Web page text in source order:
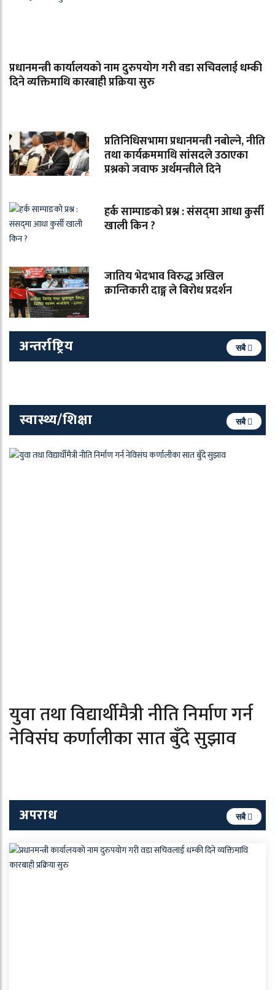
प्रधानमन्त्री कार्यालयको नाम दुरुपयोग गरी वडा सचिवलाई धम्की
दिने व्यक्तिमाथि कारबाही प्रक्रिया सुरु
प्रतिनिधिसभामा प्रधानमन्त्री नबोल्ने, नीति
तथा कार्यक्रममाथि सांसदले उठाएका
प्रश्नको जवाफ अर्थमन्त्रीले दिने
हर्क साम्पाङको प्रश्न : संसद्‌मा आधा कुर्सी
खाली किन ?
जातिय भेदभाव विरुद्ध अखिल
क्रान्तिकारी दाङ्ग ले बिरोध प्रदर्शन
अन्तर्राष्ट्रिय सबै
स्वास्थ्य/शिक्षा सबै
युवा तथा विद्यार्थीमैत्री नीति निर्माण गर्न
नेविसंघ कर्णालीका सात बुँदे सुझाव
अपराध सबै